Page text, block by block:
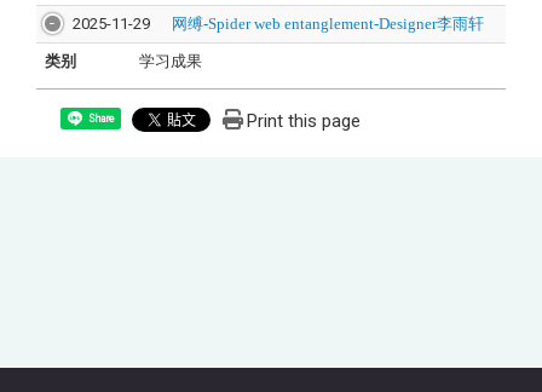
2025-11-29 网缚-Spider web entanglement-Designer李雨轩
类别 学习成果
Share Print this page